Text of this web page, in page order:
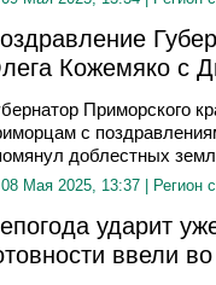
Кожемяко с
Приморского
с
доблестных
08 Мая 2025, 13:37 | Регион
ударит
ввели